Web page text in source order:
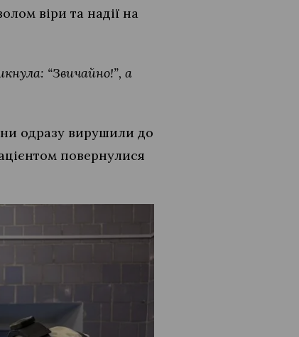
віри та надії на
“Звичайно!”, а
одразу вирушили до
повернулися